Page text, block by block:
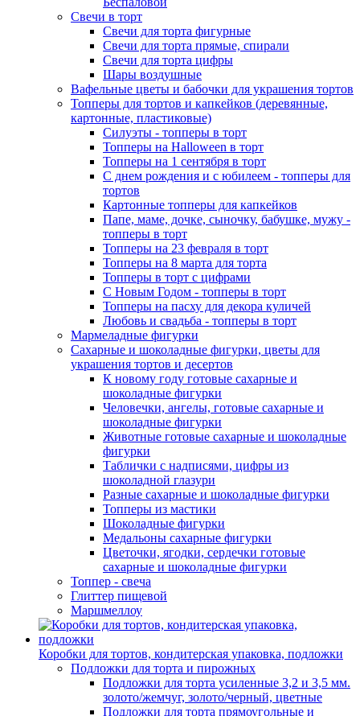
Свечи в торт
Свечи для торта фигурные
Свечи для торта прямые, спирали
Свечи для торта цифры
Шары воздушные
Вафельные цветы и бабочки для украшения тортов
Топперы для тортов и капкейков (деревянные,
картонные, пластиковые)
Силуэты - топперы в торт
Топперы на Halloween в торт
Топперы на 1 сентября в торт
С днем рождения и с юбилеем - топперы для
тортов
Картонные топперы для капкейков
Папе, маме, дочке, сыночку, бабушке, мужу -
топперы в торт
Топперы на 23 февраля в торт
Топперы на 8 марта для торта
Топперы в торт с цифрами
С Новым Годом - топперы в торт
Топперы на пасху для декора куличей
Любовь и свадьба - топперы в торт
Мармеладные фигурки
Сахарные и шоколадные фигурки, цветы для
украшения тортов и десертов
К новому году готовые сахарные и
шоколадные фигурки
Человечки, ангелы, готовые сахарные и
шоколадные фигурки
Животные готовые сахарные и шоколадные
фигурки
Таблички с надписями, цифры из
шоколадной глазури
Разные сахарные и шоколадные фигурки
Топперы из мастики
Шоколадные фигурки
Медальоны сахарные фигурки
Цветочки, ягодки, сердечки готовые
сахарные и шоколадные фигурки
Топпер - свеча
Глиттер пищевой
Маршмеллоу
Коробки для тортов, кондитерская упаковка, подложки
Подложки для торта и пирожных
Подложки для торта усиленные 3,2 и 3,5 мм.
золото/жемчуг, золото/черный, цветные
Подложки для торта прямоугольные и